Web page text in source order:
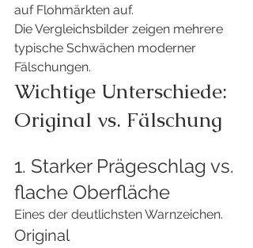
auf Flohmärkten auf.
Die Vergleichsbilder zeigen mehrere
typische Schwächen moderner
Fälschungen.
Wichtige Unterschiede:
Original vs. Fälschung
1. Starker Prägeschlag vs.
flache Oberfläche
Eines der deutlichsten Warnzeichen.
Original